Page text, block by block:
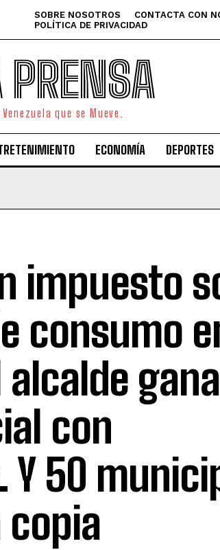
SOBRE NOSOTROS CONTACTA CON
POLÍTICA DE PRIVACIDAD
que se Mueve.
ECONOMÍA DEPORTES
impuesto
consumo
alcalde
con
Y 50